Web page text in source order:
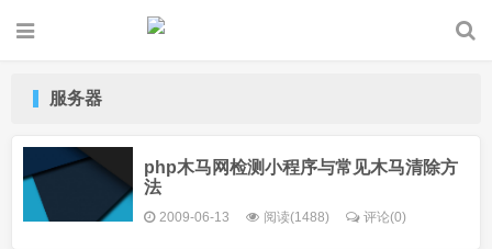
服务器
php木马网检测小程序与常见木马清除方
法
2009-06-13 阅读(1488) 评论(0)